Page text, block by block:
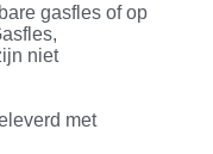
gasfles of op
niet
met